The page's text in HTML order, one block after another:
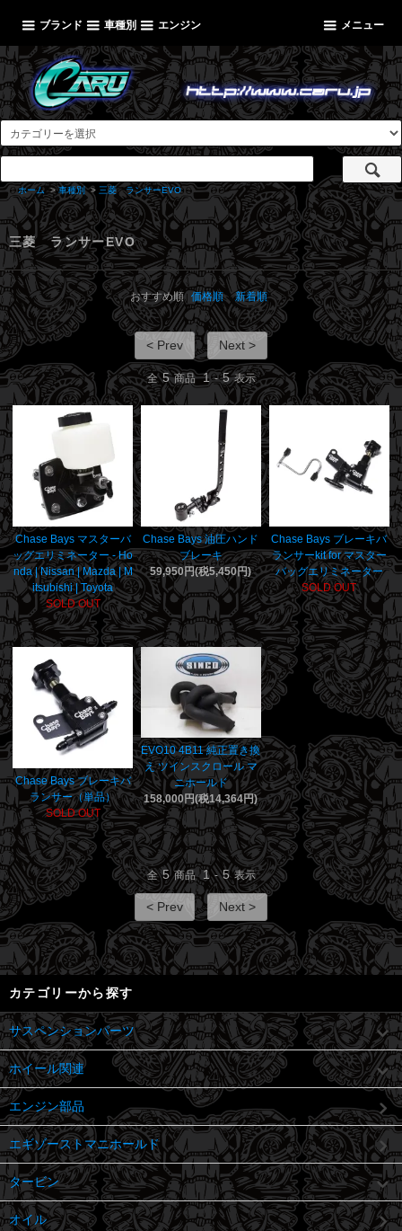
ブランド 車種別 エンジン メニュー
ホーム >車種別 > 三菱 ランサーEVO
三菱 ランサーEVO
おすすめ順 価格順 新着順
< Prev Next >
全 5 商品 1 - 5 表示
Chase Bays マスターバ
ッグエリミネーター - Ho
nda | Nissan | Mazda | M
itsubishi | Toyota
SOLD OUT
Chase Bays 油圧ハンド
ブレーキ
59,950円(税5,450円)
Chase Bays ブレーキバ
ランサーkit for マスター
バッグエリミネーター
SOLD OUT
Chase Bays ブレーキバ
ランサー（単品）
SOLD OUT
EVO10 4B11 純正置き換
え ツインスクロール マ
ニホールド
158,000円(税14,364円)
全 5 商品 1 - 5 表示
< Prev Next >
カテゴリーから探す
サスペンションパーツ
ホイール関連
エンジン部品
エギゾーストマニホールド
タービン
オイル